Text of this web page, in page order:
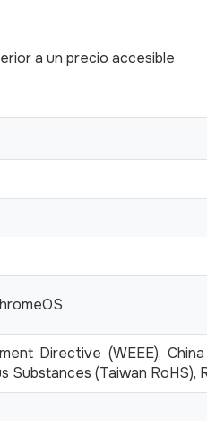
a un precio accesible
Directive (WEEE),
Substances (Taiwan